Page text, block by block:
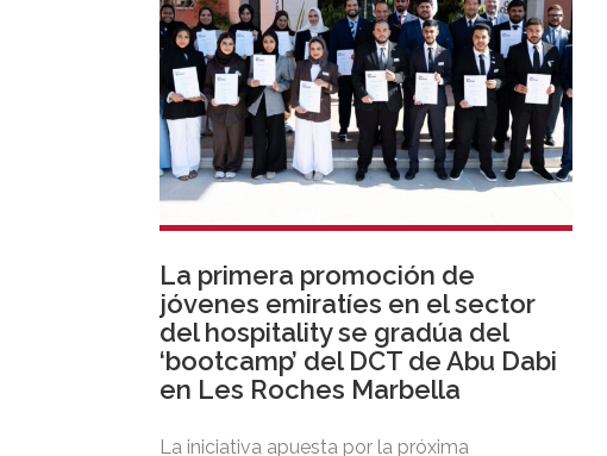
La primera promoción de
jóvenes emiratíes en el sector
del hospitality se gradúa del
‘bootcamp’ del DCT de Abu Dabi
en Les Roches Marbella
La iniciativa apuesta por la próxima